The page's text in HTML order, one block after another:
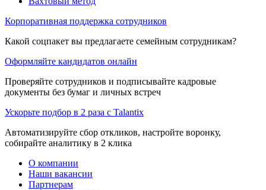
Корпоративная поддержка сотрудников
Какой соцпакет вы предлагаете семейным сотрудникам?
Оформляйте кандидатов онлайн
Проверяйте сотрудников и подписывайте кадровые
документы без бумаг и личных встреч
Ускорьте подбор в 2 раза с Talantix
Автоматизируйте сбор откликов, настройте воронку,
собирайте аналитику в 2 клика
О компании
Наши вакансии
Партнерам